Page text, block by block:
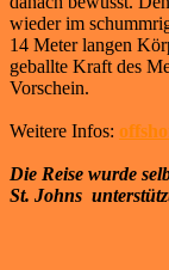
wieder im
14 Meter langen
geballte Kraft des
Vorschein.
Weitere Infos:
Die Reise wurde
St. Johns